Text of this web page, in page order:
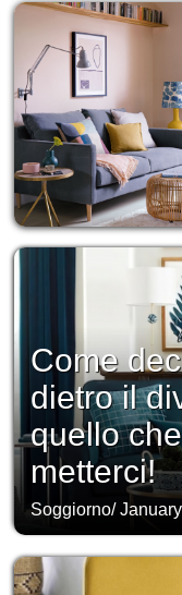
Come
dietro il
quello
metterci!
Soggiorno/